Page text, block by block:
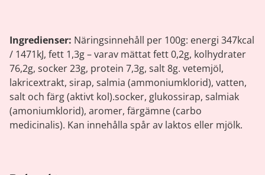
Ingredienser: Näringsinnehåll per 100g: energi 347kcal
/ 1471kJ, fett 1,3g – varav mättat fett 0,2g, kolhydrater
76,2g, socker 23g, protein 7,3g, salt 8g. vetemjöl,
lakricextrakt, sirap, salmia (ammoniumklorid), vatten,
salt och färg (aktivt kol).socker, glukossirap, salmiak
(amoniumklorid), aromer, färgämne (carbo
medicinalis). Kan innehålla spår av laktos eller mjölk.